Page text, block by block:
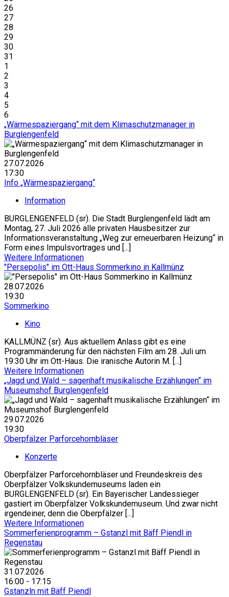
26
27
28
29
30
31
1
2
3
4
5
6
„Wärmespaziergang“ mit dem Klimaschutzmanager in
Burglengenfeld
27.07.2026
17:30
Info „Wärmespaziergang“
Information
BURGLENGENFELD (sr). Die Stadt Burglengenfeld lädt am
Montag, 27. Juli 2026 alle privaten Hausbesitzer zur
Informationsveranstaltung „Weg zur erneuerbaren Heizung“ in
Form eines Impulsvortrages und [...]
Weitere Informationen
"Persepolis" im Ott-Haus Sommerkino in Kallmünz
28.07.2026
19:30
Sommerkino
Kino
KALLMÜNZ (sr). Aus aktuellem Anlass gibt es eine
Programmänderung für den nächsten Film am 28. Juli um
19:30 Uhr im Ott-Haus. Die iranische Autorin M. [...]
Weitere Informationen
„Jagd und Wald – sagenhaft musikalische Erzählungen“ im
Museumshof Burglengenfeld
29.07.2026
19:30
Oberpfälzer Parforcehornbläser
Konzerte
Oberpfälzer Parforcehornbläser und Freundeskreis des
Oberpfälzer Volkskundemuseums laden ein
BURGLENGENFELD (sr). Ein Bayerischer Landessieger
gastiert im Oberpfälzer Volkskundemuseum. Und zwar nicht
irgendeiner, denn die Oberpfälzer [...]
Weitere Informationen
Sommerferienprogramm – Gstanzl mit Bäff Piendl in
Regenstau
31.07.2026
16:00 - 17:15
Gstanzln mit Bäff Piendl